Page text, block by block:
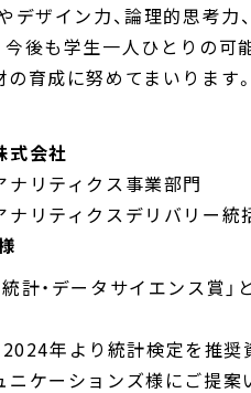
デザイン力、論理的思考
今後も学生一人ひとりの可
育成に努めてまいります。
式会社
ナリティクス事業部門
ナリティクスデリバリー統
統計・データサイエンス賞
2024年より統計検定を推
ニケーションズ様にご提案